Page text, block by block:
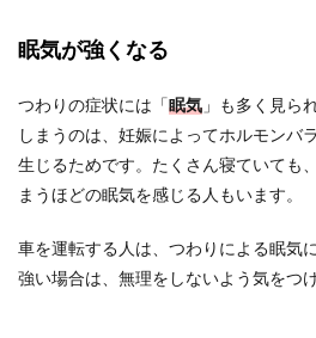
眠気が強くなる
つわりの症状には「 眠気 」も多く見ら
しまうのは、妊娠によってホルモンバ
生じるためです。たくさん寝ていても
まうほどの眠気を感じる人もいます。
車を運転する人は、つわりによる眠気
強い場合は、無理をしないよう気をつ